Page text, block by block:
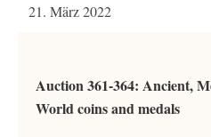
21. März 2022
Auction 361-364: Ancient,
World coins and medals